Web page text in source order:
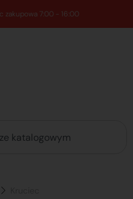
7:00 - 16:00